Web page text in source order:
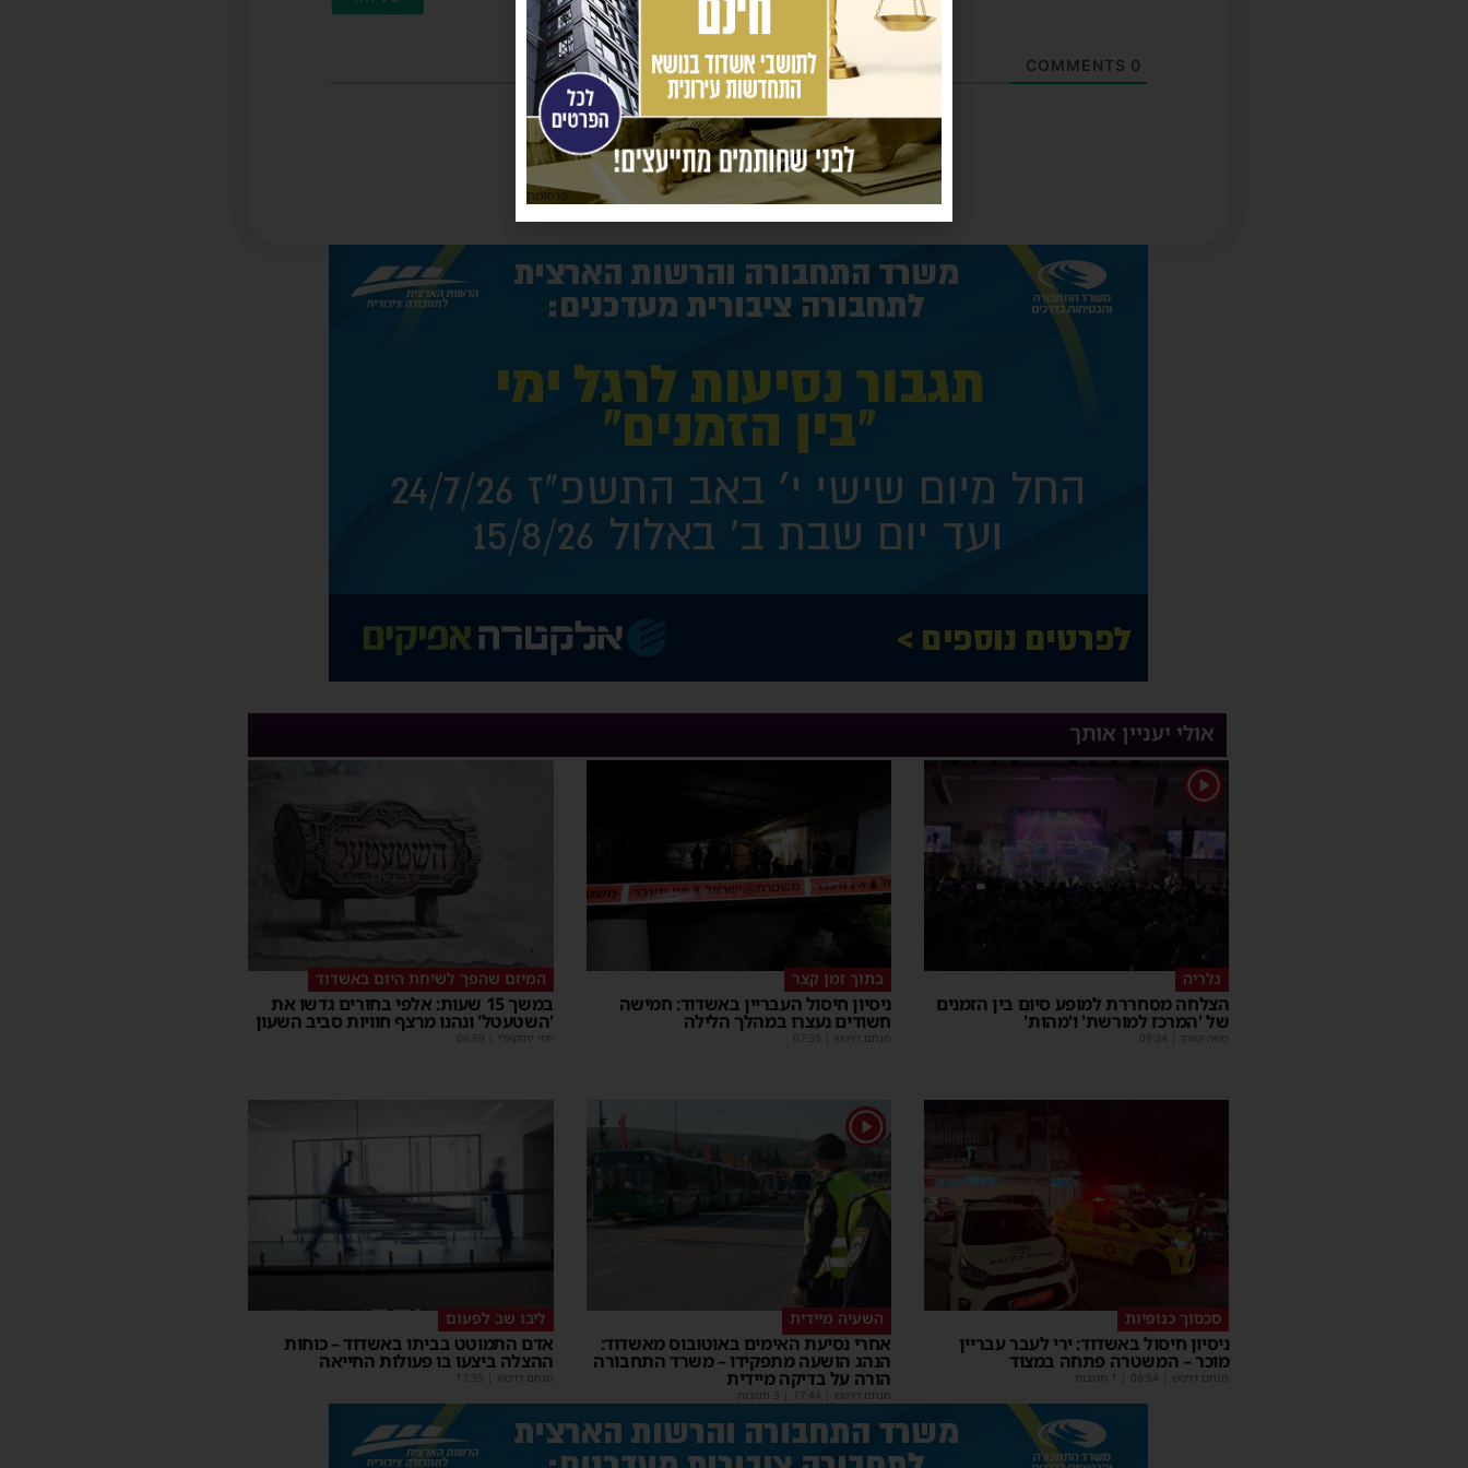
0
אולי יעניין אותך
1
גלריה
הצלחה מסחררת למופע סיום בין הזמנים
של 'המרכז למורשת' ו'מהות'
משה קאהן 09:34
בתוך זמן קצר
ניסיון חיסול העבריין באשדוד: חמישה
חשודים נעצרו במהלך הלילה
מנחם דויטש 07:35
המיזם שהפך לשיחת היום באשדוד
במשך 15 שעות: אלפי בחורים גדשו את
'השטעטל' ונהנו מרצף חוויות סביב השעון
יוסי יחזקאלי 06:59
סכסוך כנופיות
ניסיון חיסול באשדוד: ירי לעבר עבריין
מוכר – המשטרה פתחה במצוד
מנחם דויטש 06:54
1
השעיה מיידית
אחרי נסיעת האימים באוטובוס מאשדוד:
הנהג הושעה מתפקידו – משרד התחבורה
הורה על בדיקה מיידית
מנחם דויטש 17:44
ליבו שב לפעום
אדם התמוטט בביתו באשדוד – כוחות
ההצלה ביצעו בו פעולות החייאה
מנחם דויטש 17:35
פרסומת